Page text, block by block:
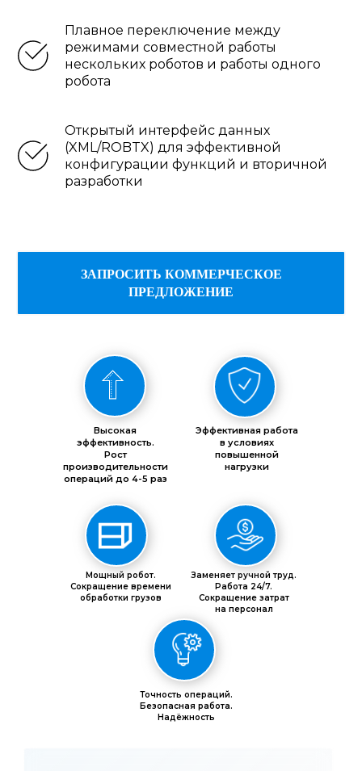
Плавное переключение между
режимами совместной работы
нескольких роботов и работы одного
робота
Открытый интерфейс данных
(XML/ROBTX) для эффективной
конфигурации функций и вторичной
разработки
ЗАПРОСИТЬ КОММЕРЧЕСКОЕ
ПРЕДЛОЖЕНИЕ
Высокая
эффективность.
Рост
производительности
операций до 4-5 раз
Мощный робот.
Сокращение времени
обработки грузов
Эффективная работа
в условиях
повышенной
нагрузки
Заменяет ручной труд.
Работа 24/7.
Сокращение затрат
на персонал
Точность операций.
Безопасная работа.
Надёжность